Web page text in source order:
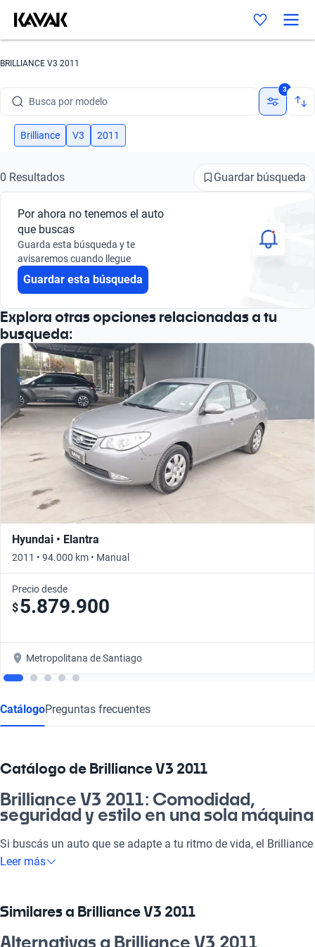
BRILLIANCE V3 2011
Busca por modelo
Busca por versión
Busca por marca
Busca por modelo
Busca por versión
3
Brilliance V3 2011
0 Resultados Guardar búsqueda
Por ahora no tenemos el auto
que buscas
Guarda esta búsqueda y te
avisaremos cuando llegue
Guardar esta búsqueda
Explora otras opciones relacionadas a tu
busqueda:
Hyundai • Elantra
2011 • 94.000 km • Manual
Precio desde
$5.879.900
Metropolitana de Santiago
CatálogoPreguntas frecuentes
Catálogo de Brilliance V3 2011
Brilliance V3 2011: Comodidad,
seguridad y estilo en una sola máquina
Si buscás un auto que se adapte a tu ritmo de vida, el Brilliance
V3 2011 es la opción perfecta. Con su diseño atractivo y
semana. Además, su motor eficiente y tecnología moderna te
aseguran un viaje placentero y seguro. Con el Brilliance V3
2011, cada trayecto se transforma en una experiencia única, ya
Leer más
Similares a Brilliance V3 2011
Alternativas a Brilliance V3 2011